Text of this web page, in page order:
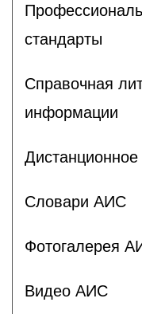
стандарты
Справочная
информации
Дистанционное
Словари АИС
Фотогалерея
Видео АИС